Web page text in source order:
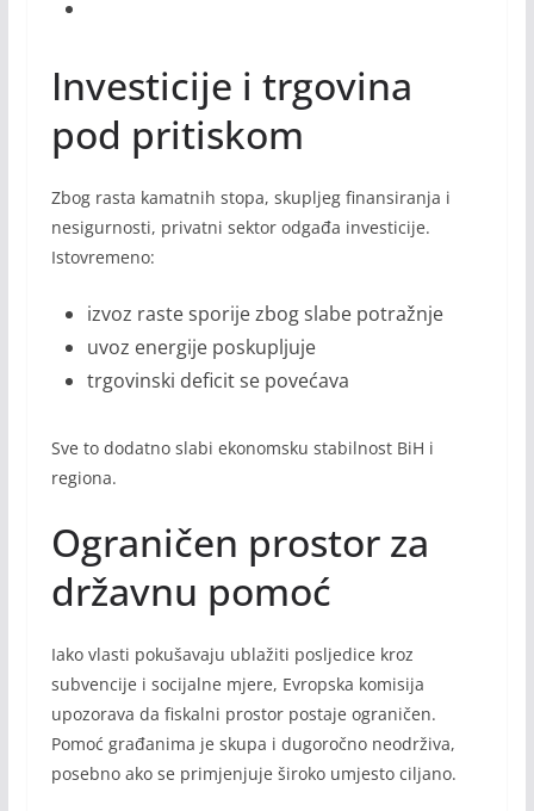
Investicije i trgovina
pod pritiskom
Zbog rasta kamatnih stopa, skupljeg finansiranja i
nesigurnosti, privatni sektor odgađa investicije.
Istovremeno:
izvoz raste sporije zbog slabe potražnje
uvoz energije poskupljuje
trgovinski deficit se povećava
Sve to dodatno slabi ekonomsku stabilnost BiH i
regiona.
Ograničen prostor za
državnu pomoć
Iako vlasti pokušavaju ublažiti posljedice kroz
subvencije i socijalne mjere, Evropska komisija
upozorava da fiskalni prostor postaje ograničen.
Pomoć građanima je skupa i dugoročno neodrživa,
posebno ako se primjenjuje široko umjesto ciljano.